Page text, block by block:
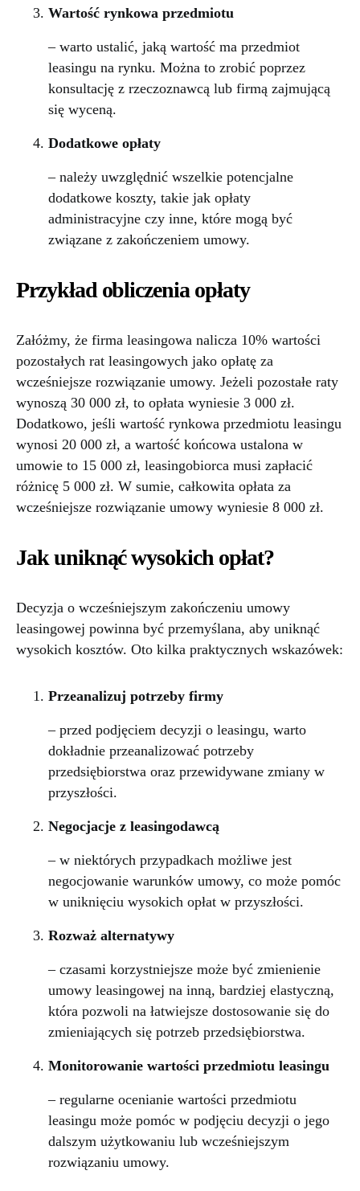
Wartość rynkowa przedmiotu
– warto ustalić, jaką wartość ma przedmiot
leasingu na rynku. Można to zrobić poprzez
konsultację z rzeczoznawcą lub firmą zajmującą
się wyceną.
Dodatkowe opłaty
– należy uwzględnić wszelkie potencjalne
dodatkowe koszty, takie jak opłaty
administracyjne czy inne, które mogą być
związane z zakończeniem umowy.
Przykład obliczenia opłaty
Załóżmy, że firma leasingowa nalicza 10% wartości
pozostałych rat leasingowych jako opłatę za
wcześniejsze rozwiązanie umowy. Jeżeli pozostałe raty
wynoszą 30 000 zł, to opłata wyniesie 3 000 zł.
Dodatkowo, jeśli wartość rynkowa przedmiotu leasingu
wynosi 20 000 zł, a wartość końcowa ustalona w
umowie to 15 000 zł, leasingobiorca musi zapłacić
różnicę 5 000 zł. W sumie, całkowita opłata za
wcześniejsze rozwiązanie umowy wyniesie 8 000 zł.
Jak uniknąć wysokich opłat?
Decyzja o wcześniejszym zakończeniu umowy
leasingowej powinna być przemyślana, aby uniknąć
wysokich kosztów. Oto kilka praktycznych wskazówek:
Przeanalizuj potrzeby firmy
– przed podjęciem decyzji o leasingu, warto
dokładnie przeanalizować potrzeby
przedsiębiorstwa oraz przewidywane zmiany w
przyszłości.
Negocjacje z leasingodawcą
– w niektórych przypadkach możliwe jest
negocjowanie warunków umowy, co może pomóc
w uniknięciu wysokich opłat w przyszłości.
Rozważ alternatywy
– czasami korzystniejsze może być zmienienie
umowy leasingowej na inną, bardziej elastyczną,
która pozwoli na łatwiejsze dostosowanie się do
zmieniających się potrzeb przedsiębiorstwa.
Monitorowanie wartości przedmiotu leasingu
– regularne ocenianie wartości przedmiotu
leasingu może pomóc w podjęciu decyzji o jego
dalszym użytkowaniu lub wcześniejszym
rozwiązaniu umowy.